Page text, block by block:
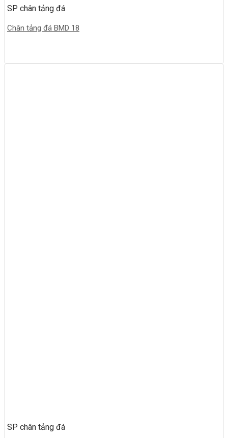
SP chân tảng đá
Chân tảng đá BMD 18
SP chân tảng đá